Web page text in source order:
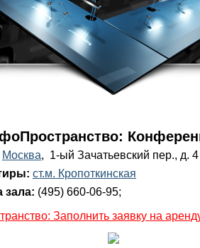
Москва, 1-ый Зачатьевский пер., д. 4
ст.м. Кропоткинская
зала: (495) 660-06-95;
Заполнить заявку на